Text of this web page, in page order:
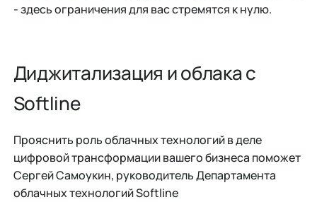
- здесь ограничения для вас стремятся к нулю.
Диджитализация и облака с
Softline
Прояснить роль облачных технологий в деле
цифровой трансформации вашего бизнеса поможет
Сергей Самоукин, руководитель Департамента
облачных технологий Softline